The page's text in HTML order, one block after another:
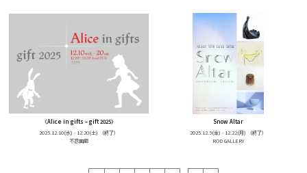
〈Alice in gifts – gift 2025〉
2025.12.10(水) - 12.20(土)
（終了）
不忍画廊
Snow Altar
2025.12.5(金) - 12.22(月) （終了）
ROD GALLERY